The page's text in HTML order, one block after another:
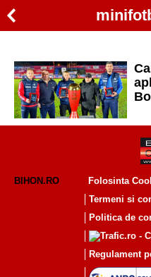
BIHON.RO
Folosinta
Termeni si
Politica de
Regulament